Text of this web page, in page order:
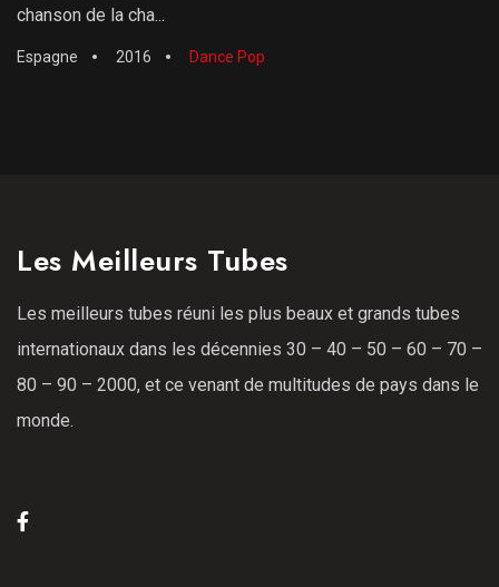
chanson de la cha...
Espagne 2016 Dance Pop
Les Meilleurs Tubes
Les meilleurs tubes réuni les plus beaux et grands tubes
internationaux dans les décennies 30 – 40 – 50 – 60 – 70 –
80 – 90 – 2000, et ce venant de multitudes de pays dans le
monde.